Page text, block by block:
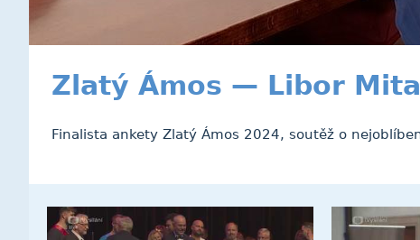
Zlatý Ámos — Libor
Finalista ankety Zlatý Ámos 2024, soutěž o